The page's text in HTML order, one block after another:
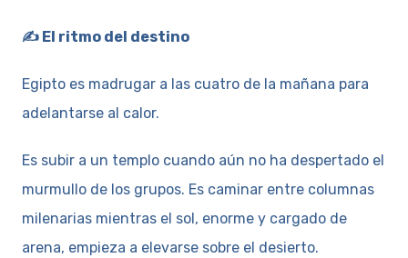
✍️ El ritmo del destino
Egipto es madrugar a las cuatro de la mañana para
adelantarse al calor.
Es subir a un templo cuando aún no ha despertado el
murmullo de los grupos. Es caminar entre columnas
milenarias mientras el sol, enorme y cargado de
arena, empieza a elevarse sobre el desierto.